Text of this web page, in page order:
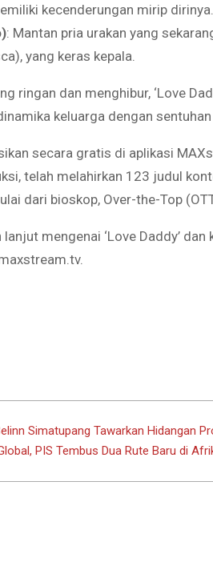
kecenderungan mirip dirinya.
: Mantan pria urakan yang
yang keras kepala.
ringan dan menghibur, ‘Love
keluarga dengan sentuhan
secara gratis di aplikasi
telah melahirkan 123 judul
dari bioskop, Over-the-Top
mengenai ‘Love Daddy’
Simatupang Tawarkan Hidangan
PIS Tembus Dua Rute Baru di